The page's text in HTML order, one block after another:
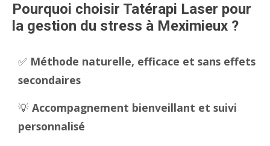
Pourquoi choisir Tatérapi Laser pour
la gestion du stress à Meximieux ?
✅ Méthode naturelle, efficace et sans effets
secondaires
💡 Accompagnement bienveillant et suivi
personnalisé